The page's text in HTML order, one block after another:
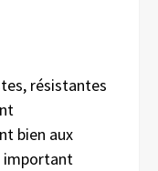
résistantes
bien aux
important